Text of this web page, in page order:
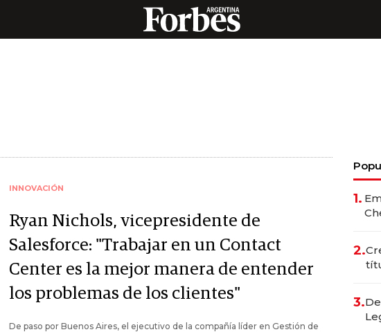
INNOVACIÓN
Ryan Nichols, vicepresidente de
Salesforce: "Trabajar en un Contact
Center es la mejor manera de entender
los problemas de los clientes"
De paso por Buenos Aires, el ejecutivo de la compañía líder en Gestión de
1.
2.
3.